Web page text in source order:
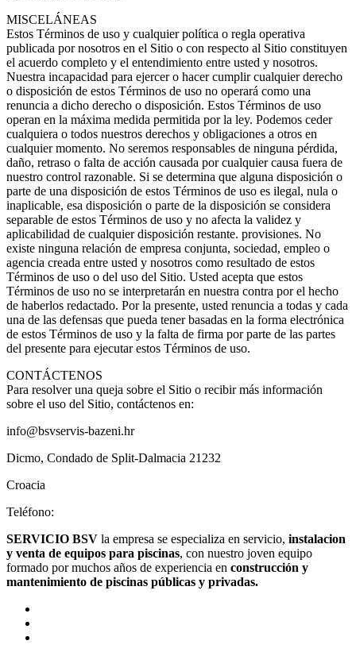
MISCELÁNEAS
Estos Términos de uso y cualquier política o regla operativa
publicada por nosotros en el Sitio o con respecto al Sitio constituyen
el acuerdo completo y el entendimiento entre usted y nosotros.
Nuestra incapacidad para ejercer o hacer cumplir cualquier derecho
o disposición de estos Términos de uso no operará como una
renuncia a dicho derecho o disposición. Estos Términos de uso
operan en la máxima medida permitida por la ley. Podemos ceder
cualquiera o todos nuestros derechos y obligaciones a otros en
cualquier momento. No seremos responsables de ninguna pérdida,
daño, retraso o falta de acción causada por cualquier causa fuera de
nuestro control razonable. Si se determina que alguna disposición o
parte de una disposición de estos Términos de uso es ilegal, nula o
inaplicable, esa disposición o parte de la disposición se considera
separable de estos Términos de uso y no afecta la validez y
aplicabilidad de cualquier disposición restante. provisiones. No
existe ninguna relación de empresa conjunta, sociedad, empleo o
agencia creada entre usted y nosotros como resultado de estos
Términos de uso o del uso del Sitio. Usted acepta que estos
Términos de uso no se interpretarán en nuestra contra por el hecho
de haberlos redactado. Por la presente, usted renuncia a todas y cada
una de las defensas que pueda tener basadas en la forma electrónica
de estos Términos de uso y la falta de firma por parte de las partes
del presente para ejecutar estos Términos de uso.
CONTÁCTENOS
Para resolver una queja sobre el Sitio o recibir más información
sobre el uso del Sitio, contáctenos en:
info@bsvservis-bazeni.hr
Dicmo, Condado de Split-Dalmacia 21232
Croacia
Teléfono:
SERVICIO BSV la empresa se especializa en servicio, instalacion
y venta de equipos para piscinas, con nuestro joven equipo
formado por muchos años de experiencia en construcción y
mantenimiento de piscinas públicas y privadas.